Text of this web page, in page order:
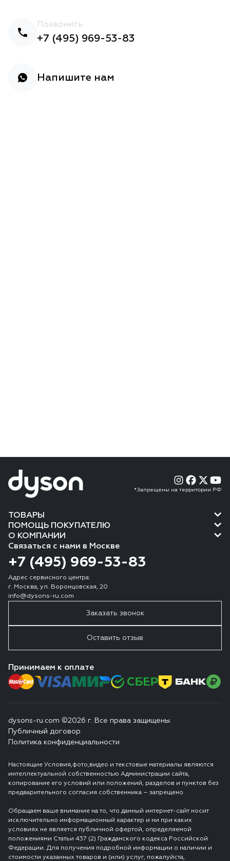
Позвонить
+7 (495) 969-53-83
Напишите нам
*Запрещены на территории РФ
ТОВАРЫ
ПОМОЩЬ ПОКУПАТЕЛЮ
О КОМПАНИИ
Связаться с нами в Москве
+7 (495) 969-53-83
Адрес сервисного центра:
г. Москва, ул. Воронцовская, 20
info@dysons-ru.com
Заказать звонок
Оставить отзыв
Принимаем к оплате
dysons-ru.com ©2026 г. Все права защищены.
Публичный договор
Политика конфиденциальности
Настоящие Условия,фото,видео и текстовые материалы являются
интеллектуальной собственностью Администрации сайта,
копирование его условий или положений, разделов и пунктов без
предварительного согласия собственника – запрещено.
Обращаем ваше внимание на то, что данный интернет-сайт носит
исключительно информационный характер и ни при каких
условиях не является публичной офертой, определяемой
положениями Статьи 437 (2) Гражданского кодекса Российской
Федерации. Для получения подробной информации о наличии и
стоимости указанных товаров и (или) услуг, пожалуйста,